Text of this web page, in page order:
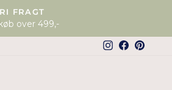
FRAGT
over 499,-
Instagram